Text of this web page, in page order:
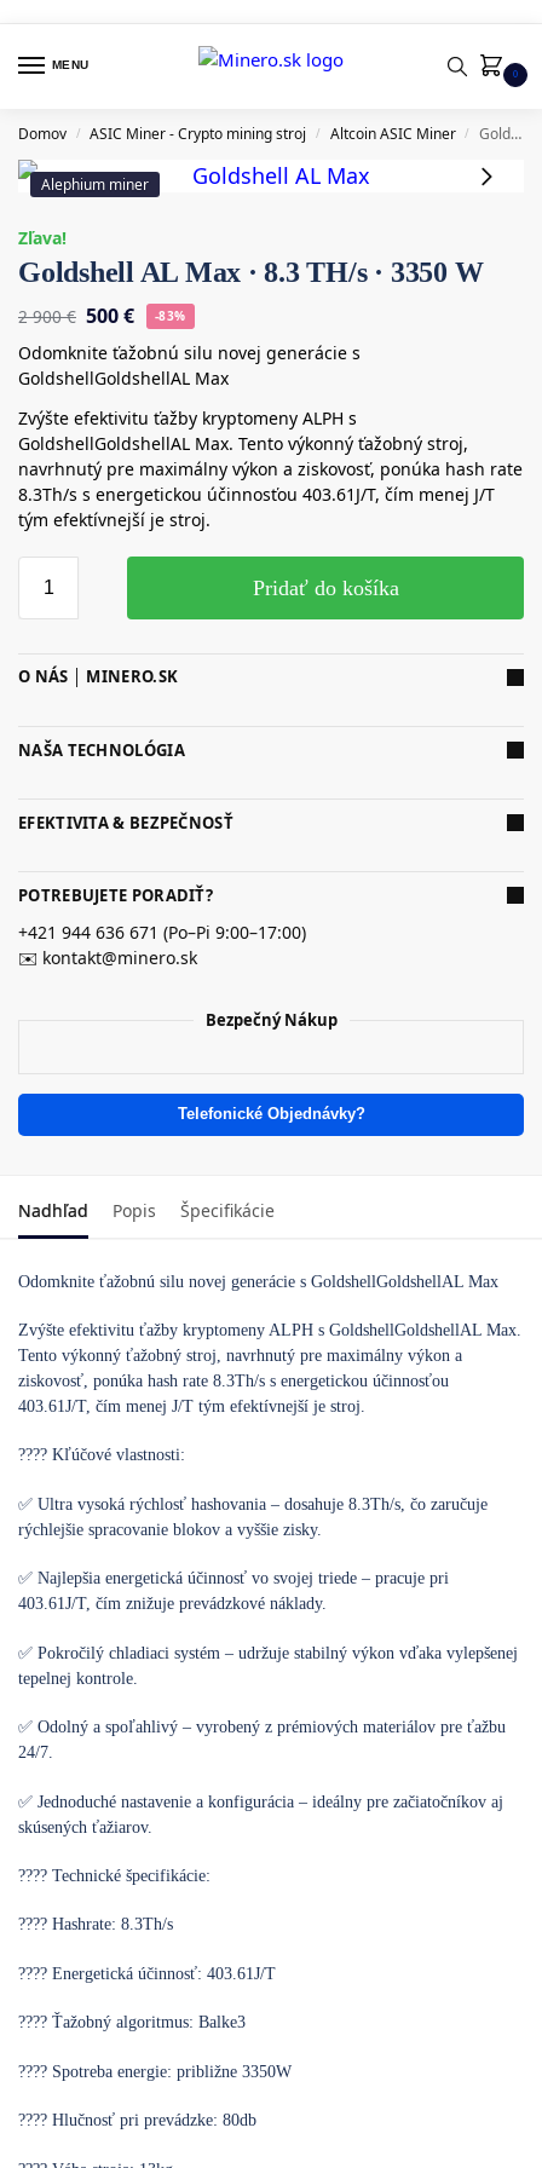
MENU
0
Domov / ASIC Miner - Crypto mining stroj / Altcoin ASIC Miner / Goldshell AL Max · 8.3 TH/s · 3350 W
Alephium miner
Zľava!
Goldshell AL Max · 8.3 TH/s · 3350 W
2 900€ 500€ -83%
Odomknite ťažobnú silu novej generácie s
GoldshellGoldshellAL Max
Zvýšte efektivitu ťažby kryptomeny ALPH s
GoldshellGoldshellAL Max. Tento výkonný ťažobný stroj,
navrhnutý pre maximálny výkon a ziskovosť, ponúka hash rate
8.3Th/s s energetickou účinnosťou 403.61J/T, čím menej J/T
tým efektívnejší je stroj.
Pridať do košíka
O NÁS │ MINERO.SK
NAŠA TECHNOLÓGIA
EFEKTIVITA & BEZPEČNOSŤ
POTREBUJETE PORADIŤ?
+421 944 636 671 (Po–Pi 9:00–17:00)
✉️ kontakt@minero.sk
Bezpečný Nákup
Telefonické Objednávky?
Nadhľad Popis Špecifikácie
Odomknite ťažobnú silu novej generácie s GoldshellGoldshellAL Max
Zvýšte efektivitu ťažby kryptomeny ALPH s GoldshellGoldshellAL Max.
Tento výkonný ťažobný stroj, navrhnutý pre maximálny výkon a
ziskovosť, ponúka hash rate 8.3Th/s s energetickou účinnosťou
403.61J/T, čím menej J/T tým efektívnejší je stroj.
???? Kľúčové vlastnosti:
✅ Ultra vysoká rýchlosť hashovania – dosahuje 8.3Th/s, čo zaručuje
rýchlejšie spracovanie blokov a vyššie zisky.
✅ Najlepšia energetická účinnosť vo svojej triede – pracuje pri
403.61J/T, čím znižuje prevádzkové náklady.
✅ Pokročilý chladiaci systém – udržuje stabilný výkon vďaka vylepšenej
tepelnej kontrole.
✅ Odolný a spoľahlivý – vyrobený z prémiových materiálov pre ťažbu
24/7.
✅ Jednoduché nastavenie a konfigurácia – ideálny pre začiatočníkov aj
skúsených ťažiarov.
???? Technické špecifikácie:
???? Hashrate: 8.3Th/s
???? Energetická účinnosť: 403.61J/T
???? Ťažobný algoritmus: Balke3
???? Spotreba energie: približne 3350W
???? Hlučnosť pri prevádzke: 80db